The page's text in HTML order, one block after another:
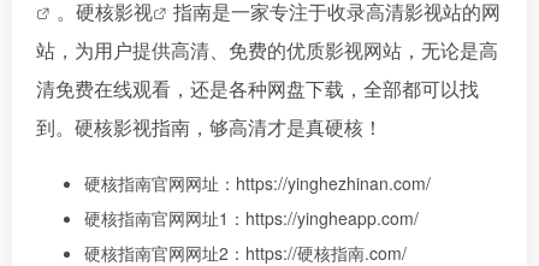
。 硬核影视
指南是一家专注于收录高清影视站的网
站，为用户提供高清、免费的优质影视网站，无论是高
清免费在线观看，还是各种网盘下载，全部都可以找
到。硬核影视指南，够高清才是真硬核！
硬核指南官网网址：https://yinghezhinan.com/
硬核指南官网网址1：https://yingheapp.com/
硬核指南官网网址2：https://硬核指南.com/